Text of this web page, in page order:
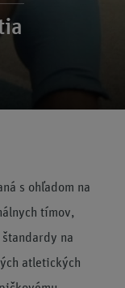
s ohľadom na
tímov,
na
atletických